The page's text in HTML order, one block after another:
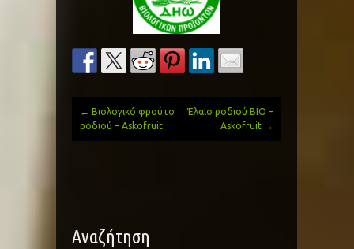
Post
← Βιολογικό φρούτο
ροδιού – Askofruit
Έλαιο ροδιού BIO –
Askofruit →
Αναζήτηση